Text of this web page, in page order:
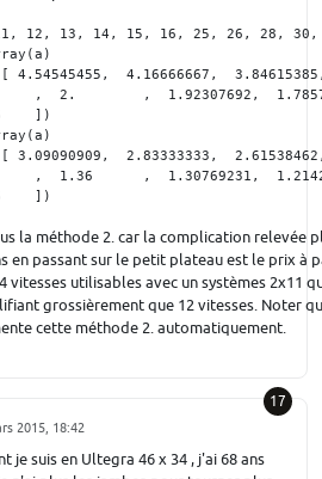
12, 13, 14, 15, 16, 25, 26, 28, 30,
4.54545455,  4.16666667,
,  2.        ,  1.92307692,
])
3.09090909,  2.83333333,
,  1.36      ,  1.30769231,
])
la méthode 2. car la complication relevée
en passant sur le petit plateau est le prix à
vitesses utilisables avec un systèmes 2x11
grossièrement que 12 vitesses. Noter
cette méthode 2. automatiquement.
17
2015, 18:42
je suis en Ultegra 46 x 34 , j'ai 68 ans